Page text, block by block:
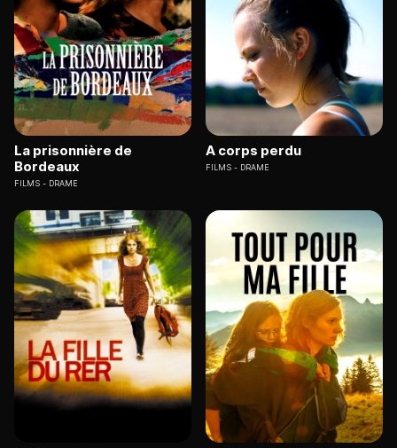
La prisonnière de
Bordeaux
FILMS DRAME
A corps perdu
FILMS DRAME